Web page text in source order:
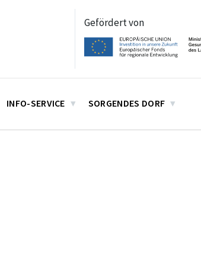
Gefördert von
INFO-SERVICE SORGENDES DORF